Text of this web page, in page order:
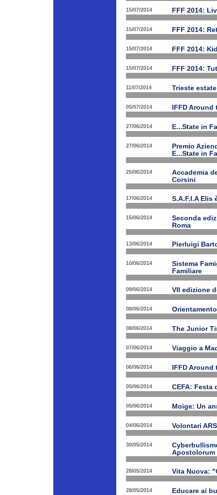
15/07/2014 FFF 2014:
15/07/2014 FFF 2014:
15/07/2014 FFF 2014:
15/07/2014 FFF 2014:
11/07/2014 Trieste
05/07/2014 IFFD
27/06/2014 E...State in
27/06/2014
Premio
E...State in
25/06/2014
Accademia
Corsini
17/06/2014 S.A.F.I.A Elis
15/06/2014
Seconda
Roma
13/06/2014 Pierluigi
10/06/2014
Sistema
Familiare
09/06/2014 VII edizione
08/06/2014
08/06/2014 The Junior
07/06/2014 Viaggio a
06/06/2014 IFFD
05/06/2014 CEFA: Festa
05/06/2014 Moige: Un
04/06/2014 Volontari
30/05/2014
Apostolorum
28/05/2014 Vita Nuova:
28/05/2014 Educare ai